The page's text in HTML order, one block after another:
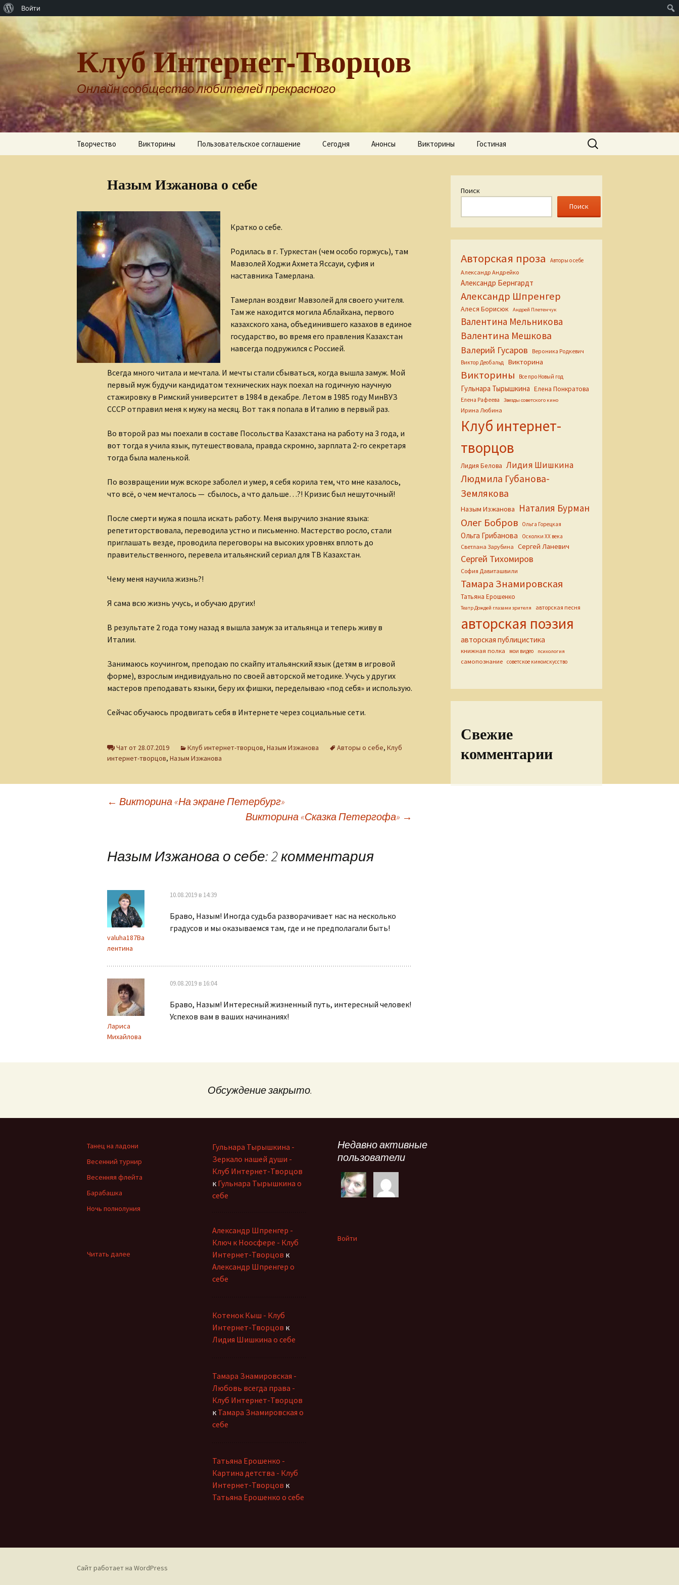
Войти
Клуб Интернет-Творцов
Онлайн сообщество любителей прекрасного
Творчество
Александр Бернгардт
Александр Шпренгер
Алеся Борисюк
Андрей Плетенчук
Валерий Гусаров
Валентина Мельникова
Валентина Мешкова
Вероника Родкевич
Виктор Деобальд
Гульнара Тырышкина
Елена Рафеева
Клуб интернет-
Лидия Шишкина
Людмила Губанова-
Землякова
Ольга Грибанова
Мария Горецкая
Олег Бобров
Ольга Горецкая
Сергей Ланевич
София Давиташвили
Юлия Иванова
Викторины Пользовательское соглашение Сегодня Анонсы Викторины Гостиная
Найти:
Назым Изжанова о себе
Кратко о себе.
Родилась в г. Туркестан (чем особо горжусь), там
Мавзолей Ходжи Ахмета Яссауи, суфия и
наставника Тамерлана.
Тамерлан воздвиг Мавзолей для своего учителя.
Там же находится могила Аблайхана, первого
казахского хана, объединившего казахов в единое
государство, во время его правления Казахстан
навсегда подружился с Россией.
Всегда много читала и мечтала. И мечты стали сбываться, когда вышла замуж. Мой
первый муж будучи кандидатом технических наук поехал на годичную научную
стажировку в Римский университет в 1984 в декабре. Летом в 1985 году МинВУЗ
СССР отправил меня к мужу на месяц. Вот так я попала в Италию в первый раз.
Во второй раз мы поехали в составе Посольства Казахстана на работу на 3 года, и
вот тогда я учила язык, путешествовала, правда скромно, зарплата 2-го секретаря
тогда была маленькой.
По возвращении муж вскоре заболел и умер, я себя корила тем, что мне казалось,
что всё, о чем мечталось — сбылось, а что дальше…?! Кризис был нешуточный!
После смерти мужа я пошла искать работу. Меня выручило знание языка:
репетиторствовала, переводила устно и письменно. Мастерство росло, стали
приглашать везде, проводила переговоры на высоких уровнях вплоть до
правительственного, перевела итальянский сериал для ТВ Казахстан.
Чему меня научила жизнь?!
Я сама всю жизнь учусь, и обучаю других!
В результате 2 года тому назад я вышла замуж за итальянца и теперь живу в
Италии.
Занимаюсь коучингом, преподаю по скайпу итальянский язык (детям в игровой
форме), взрослым индивидуально по своей авторской методике. Учусь у других
мастеров преподавать языки, беру их фишки, переделываю «под себя» и использую.
Сейчас обучаюсь продвигать себя в Интернете через социальные сети.
Чат от 28.07.2019 Клуб интернет-творцов, Назым Изжанова Авторы о себе, Клуб
интернет-творцов, Назым Изжанова
Навигация
← Викторина «На экране Петербург»
Викторина «Сказка Петергофа» →
Назым Изжанова о себе: 2 комментария
valuha187Ва
лентина
10.08.2019 в 14:39
Браво, Назым! Иногда судьба разворачивает нас на несколько
градусов и мы оказываемся там, где и не предполагали быть!
Лариса
Михайлова
09.08.2019 в 16:04
Браво, Назым! Интересный жизненный путь, интересный человек!
Успехов вам в ваших начинаниях!
Обсуждение закрыто.
Поиск
Поиск
Авторская проза Авторы о себе
Александр Андрейко
Александр Бернгардт
Александр Шпренгер
Алеся Борисюк Андрей Плетенчук
Валентина Мельникова
Валентина Мешкова
Валерий Гусаров
Вероника Родкевич
Виктор Деобальд
Викторина
Викторины Все про Новый год
Гульнара Тырышкина Елена Понкратова
Елена Рафеева Звезды советского кино
Ирина Любина
Клуб интернет-
творцов
Лидия Белова Лидия Шишкина
Людмила Губанова-
Землякова
Назым Изжанова Наталия Бурман
Олег Бобров Ольга Горецкая
Ольга Грибанова Осколки ХХ века
Светлана Зарубина Сергей Ланевич
Сергей Тихомиров
София Давиташвили
Тамара Знамировская
Татьяна Ерошенко
Театр Дождей глазами зрителя авторская песня
авторская поэзия
авторская публицистика
книжная полка мои видео психология
самопознание советское киноискусство
Свежие
комментарии
Танец на ладони
Весенний турнир
Весенняя флейта
Барабашка
Ночь полнолуния
Гульнара Тырышкина -
Зеркало нашей души -
Клуб Интернет-Творцов
к Гульнара Тырышкина о
себе
Александр Шпренгер -
Ключ к Ноосфере - Клуб
Интернет-Творцов к
Александр Шпренгер о
себе
Котенок Кыш - Клуб
Интернет-Творцов к
Лидия Шишкина о себе
Тамара Знамировская -
Любовь всегда права -
Клуб Интернет-Творцов
к Тамара Знамировская о
себе
Татьяна Ерошенко -
Картина детства - Клуб
Интернет-Творцов к
Татьяна Ерошенко о себе
Недавно активные
пользователи
Войти
Читать далее
Сайт работает на WordPress